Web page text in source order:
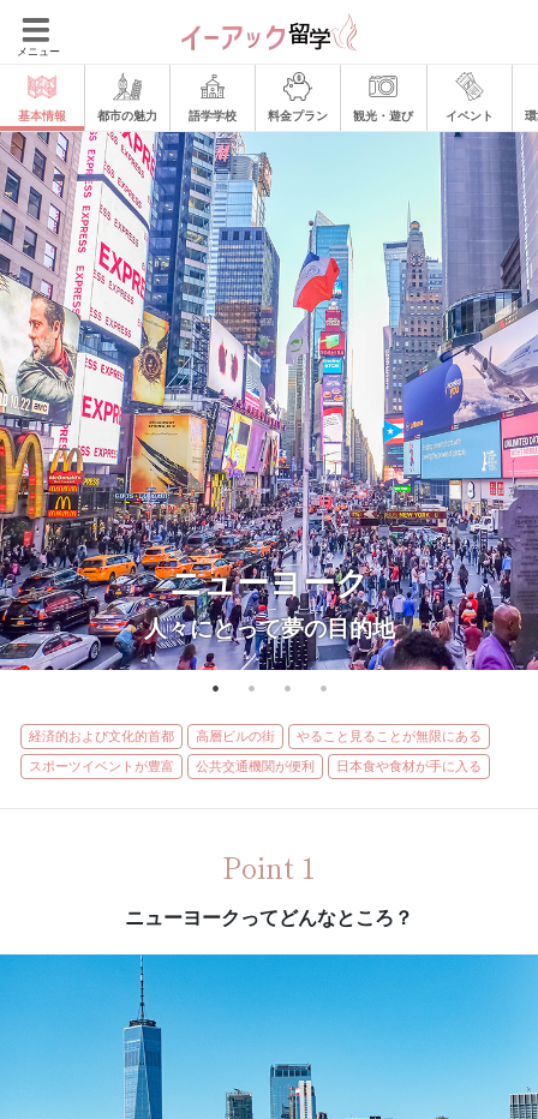
メニュー
基本情報 都市の魅力 語学学校 料金プラン 観光・遊び イベント
ニューヨーク
人々にとって夢の目的地
経済的および文化的首都 高層ビルの街 やること見ることが無限にある
スポーツイベントが豊富 公共交通機関が便利 日本食や食材が手に入る
Point 1
ニューヨークってどんなところ？